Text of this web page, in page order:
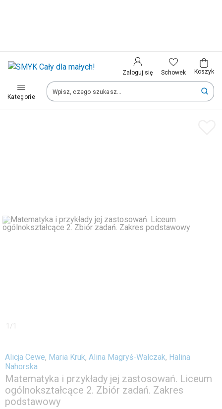
Zaloguj się Schowek Koszyk
Kategorie
Polska (Poland)
Twoje zamówienia dostarczymy na teren wybranego kraju.
Zapisz
1 /1
Alicja Cewe, Maria Kruk, Alina Magryś-Walczak, Halina
Nahorska
Matematyka i przykłady jej zastosowań. Liceum
ogólnokształcące 2. Zbiór zadań. Zakres
podstawowy